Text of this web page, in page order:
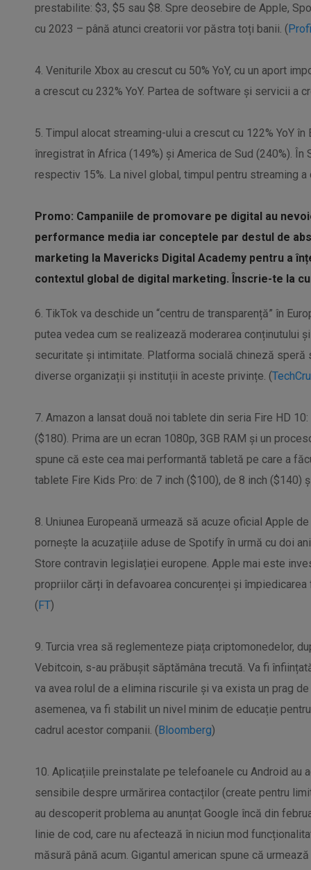
prestabilite: $3, $5 sau $8. Spre deosebire de Apple,
cu 2023 – până atunci creatorii vor păstra toți banii. (
4. Veniturile Xbox au crescut cu 50% YoY, cu un aport
a crescut cu 232% YoY. Partea de software și servicii a
5. Timpul alocat streaming-ului a crescut cu 122% YoY
înregistrat în Africa (149%) și America de Sud (240%).
respectiv 15%. La nivel global, timpul pentru streaming a
Promo: Campaniile de promovare pe digital au
performance media iar conceptele par destul de
marketing la Mavericks Digital Academy pentru a
contextul global de digital marketing. Înscrie-te la
6. TikTok va deschide un “centru de transparență” în
putea vedea cum se realizează moderarea conținutului
securitate și intimitate. Platforma socială chineză
diverse organizații și instituții în aceste privințe. (
7. Amazon a lansat două noi tablete din seria Fire HD
($180). Prima are un ecran 1080p, 3GB RAM și un
spune că este cea mai performantă tabletă pe care a
tablete Fire Kids Pro: de 7 inch ($100), de 8 inch ($140)
8. Uniunea Europeană urmează să acuze oficial Apple
pornește la acuzațiile aduse de Spotify în urmă cu doi
Store contravin legislației europene. Apple mai este
propriilor cărți în defavoarea concurenței și
(FT)
9. Turcia vrea să reglementeze piața criptomonedelor,
Vebitcoin, s-au prăbușit săptămâna trecută. Va fi
va avea rolul de a elimina riscurile și va exista un prag
asemenea, va fi stabilit un nivel minim de educație
cadrul acestor companii. (Bloomberg)
10. Aplicațiile preinstalate pe telefoanele cu Android au
sensibile despre urmărirea contacților (create pentru
au descoperit problema au anunțat Google încă din
linie de cod, care nu afectează în niciun mod
măsură până acum. Gigantul american spune că